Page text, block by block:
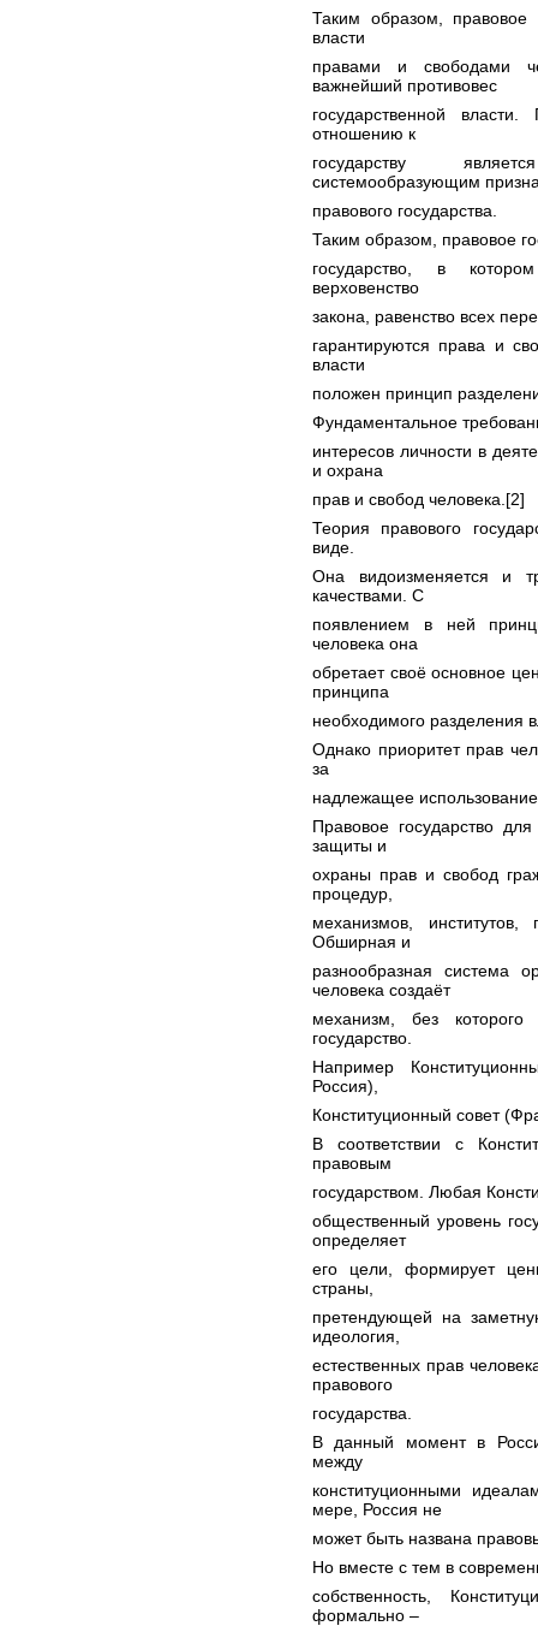
Таким образом, правовое
власти
правами и свободами
важнейший противовес
государственной
отношению к
государству
системообразующим
правового государства.
Таким образом, правовое
государство, в
верховенство
закона, равенство всех
гарантируются права и
власти
положен принцип
Фундаментальное
интересов личности в
и охрана
прав и свобод человека.[2]
Теория правового
виде.
Она видоизменяется и
качествами. С
появлением в ней
человека она
обретает своё основное
принципа
необходимого разделения
Однако приоритет прав
за
надлежащее
Правовое государство
защиты и
охраны прав и свобод
процедур,
механизмов,
Обширная и
разнообразная система
человека создаёт
механизм, без
государство.
Например
Россия),
Конституционный совет
В соответствии с
правовым
государством. Любая
общественный уровень
определяет
его цели, формирует
страны,
претендующей на
идеология,
естественных прав
правового
государства.
В данный момент в
между
конституционными
мере, Россия не
может быть названа
Но вместе с тем в
собственность,
формально –